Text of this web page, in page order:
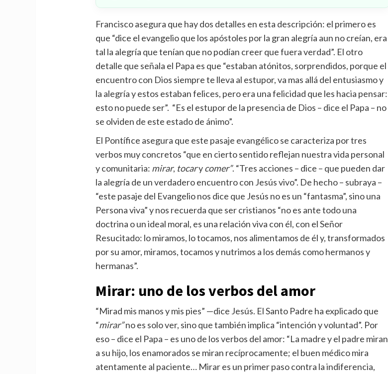
Francisco asegura que hay dos detalles en esta descripción: el primero es
que “dice el evangelio que los apóstoles por la gran alegría aun no creían, era
tal la alegría que tenían que no podían creer que fuera verdad”. El otro
detalle que señala el Papa es que “estaban atónitos, sorprendidos, porque el
encuentro con Dios siempre te lleva al estupor, va mas allá del entusiasmo y
la alegría y estos estaban felices, pero era una felicidad que les hacia pensar:
esto no puede ser”. “Es el estupor de la presencia de Dios – dice el Papa – no
se olviden de este estado de ánimo”.
El Pontífice asegura que este pasaje evangélico se caracteriza por tres
verbos muy concretos “que en cierto sentido reflejan nuestra vida personal
y comunitaria: mirar, tocarycomer”. “Tres acciones – dice – que pueden dar
la alegría de un verdadero encuentro con Jesús vivo”. De hecho – subraya –
“este pasaje del Evangelio nos dice que Jesús no es un “fantasma”, sino una
Persona viva” y nos recuerda que ser cristianos “no es ante todo una
doctrina o un ideal moral, es una relación viva con él, con el Señor
Resucitado: lo miramos, lo tocamos, nos alimentamos de él y, transformados
por su amor, miramos, tocamos y nutrimos a los demás como hermanos y
hermanas”.
Mirar: uno de los verbos del amor
“Mirad mis manos y mis pies” —dice Jesús. El Santo Padre ha explicado que
“mirar”no es solo ver, sino que también implica “intención y voluntad”. Por
eso – dice el Papa – es uno de los verbos del amor: “La madre y el padre miran
a su hijo, los enamorados se miran recíprocamente; el buen médico mira
atentamente al paciente… Mirar es un primer paso contra la indiferencia,